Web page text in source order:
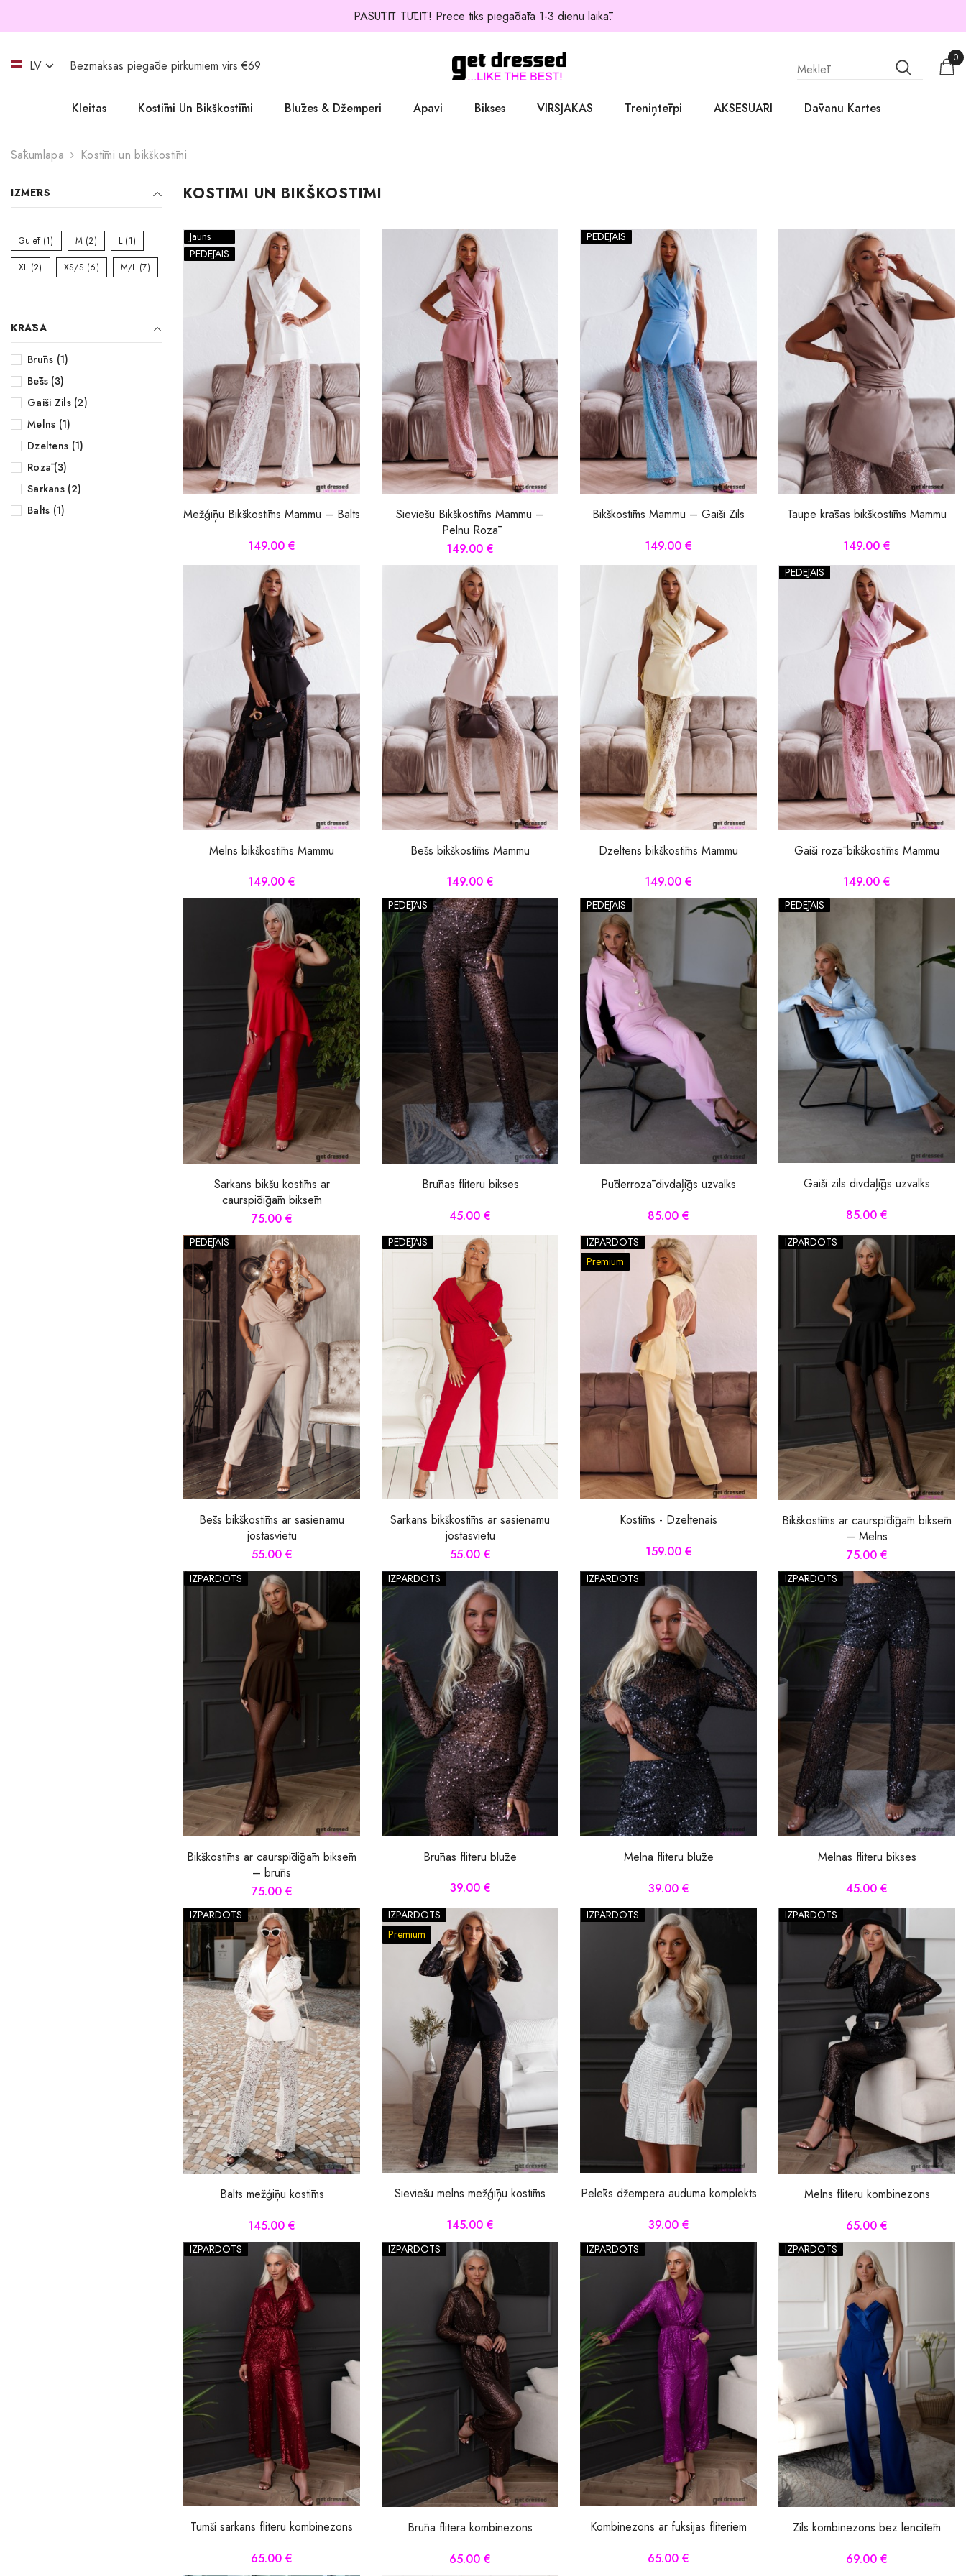
PASŪTĪT TŪLĪT! Prece tiks piegādāta 1-3 dienu laikā.
LV
EN
Bezmaksas piegāde pirkumiem virs €69
0
Kleitas
Blazer kleitas
Spīdīgas kleitas
Midi kleitas
Kostīmi Un Bikškostīmi Blūzes & Džemperi Apavi
Balerīnas
Sandales
Bikses VIRSJAKAS Treniņtērpi AKSESUĀRI Dāvanu Kartes
Sākumlapa Kostīmi un bikškostīmi
IZMĒRS
Gulēt(1) M(2) L(1)
XL(2) XS/S (6) M/L(7)
KRĀSA
Brūns (1)
Bēšs (3)
Gaiši Zils (2)
Melns (1)
Dzeltens (1)
Rozā (3)
Sarkans (2)
Balts (1)
KOSTĪMI UN BIKŠKOSTĪMI
Jauns
PĒDĒJAIS
Mežģīņu Bikškostīms Mammu – Balts
149.00 €
Sieviešu Bikškostīms Mammu –
Pelnu Rozā
149.00 €
PĒDĒJAIS
Bikškostīms Mammu – Gaiši Zils
149.00 €
Taupe krāsas bikškostīms Mammu
149.00 €
Melns bikškostīms Mammu
149.00 €
Bēšs bikškostīms Mammu
149.00 €
Dzeltens bikškostīms Mammu
149.00 €
PĒDĒJAIS
Gaiši rozā bikškostīms Mammu
149.00 €
Sarkans bikšu kostīms ar
caurspīdīgām biksēm
75.00 €
PĒDĒJAIS
Brūnas fliteru bikses
45.00 €
PĒDĒJAIS
Pūderrozā divdaļīgs uzvalks
85.00 €
PĒDĒJAIS
Gaiši zils divdaļīgs uzvalks
85.00 €
PĒDĒJAIS
Bēšs bikškostīms ar sasienamu
jostasvietu
55.00 €
PĒDĒJAIS
Sarkans bikškostīms ar sasienamu
jostasvietu
55.00 €
IZPĀRDOTS
Premium
Kostīms - Dzeltenais
159.00 €
IZPĀRDOTS
Bikškostīms ar caurspīdīgām biksēm
– Melns
75.00 €
IZPĀRDOTS
Bikškostīms ar caurspīdīgām biksēm
– brūns
75.00 €
IZPĀRDOTS
Brūnas fliteru blūze
39.00 €
IZPĀRDOTS
Melna fliteru blūze
39.00 €
IZPĀRDOTS
Melnas fliteru bikses
45.00 €
IZPĀRDOTS
Balts mežģīņu kostīms
145.00 €
IZPĀRDOTS
Premium
Sieviešu melns mežģīņu kostīms
145.00 €
IZPĀRDOTS
Pelēks džempera auduma komplekts
39.00 €
IZPĀRDOTS
Melns fliteru kombinezons
65.00 €
IZPĀRDOTS
Tumši sarkans fliteru kombinezons
65.00 €
IZPĀRDOTS
Brūna flitera kombinezons
65.00 €
IZPĀRDOTS
Kombinezons ar fuksijas fliteriem
65.00 €
IZPĀRDOTS
Zils kombinezons bez lencītēm
69.00 €